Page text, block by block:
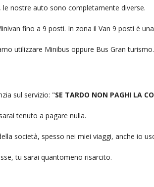
nostre auto sono completamente diverse.
fino a 9 posti. In zona il Van 9 posti è
utilizzare Minibus oppure Bus Gran turismo.
sul servizio: "SE TARDO NON PAGHI LA
tenuto a pagare nulla.
società, spesso nei miei viaggi, anche io
tu sarai quantomeno risarcito.